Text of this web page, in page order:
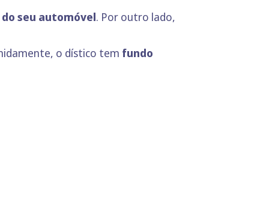
seu automóvel. Por outro lado,
o dístico tem fundo